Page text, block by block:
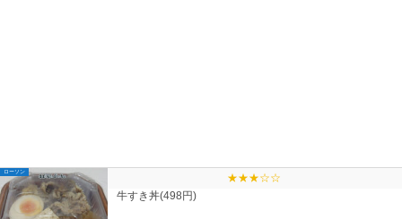
ローソン
★★★☆☆
牛すき丼(498円)